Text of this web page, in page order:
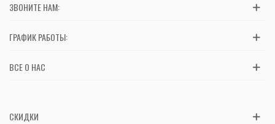
ЗВОНИТЕ НАМ:
ГРАФИК РАБОТЫ:
ВСЕ О НАС
СКИДКИ